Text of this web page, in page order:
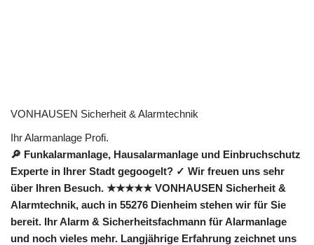
VONHAUSEN Sicherheit & Alarmtechnik
Ihr Alarmanlage Profi.
🔎 Funkalarmanlage, Hausalarmanlage und Einbruchschutz
Experte in Ihrer Stadt gegoogelt? ✓ Wir freuen uns sehr
über Ihren Besuch. ★★★★★ VONHAUSEN Sicherheit &
Alarmtechnik, auch in 55276 Dienheim stehen wir für Sie
bereit. Ihr Alarm & Sicherheitsfachmann für Alarmanlage
und noch vieles mehr. Langjährige Erfahrung zeichnet uns